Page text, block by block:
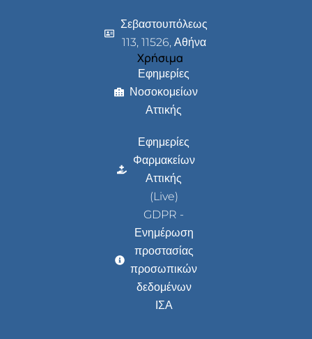
Σεβαστουπόλεως
113, 11526, Αθήνα
Χρήσιμα
Εφημερίες
Νοσοκομείων
Αττικής
Εφημερίες
Φαρμακείων
Αττικής
(Live)
GDPR -
Ενημέρωση
προστασίας
προσωπικών
δεδομένων
ΙΣΑ